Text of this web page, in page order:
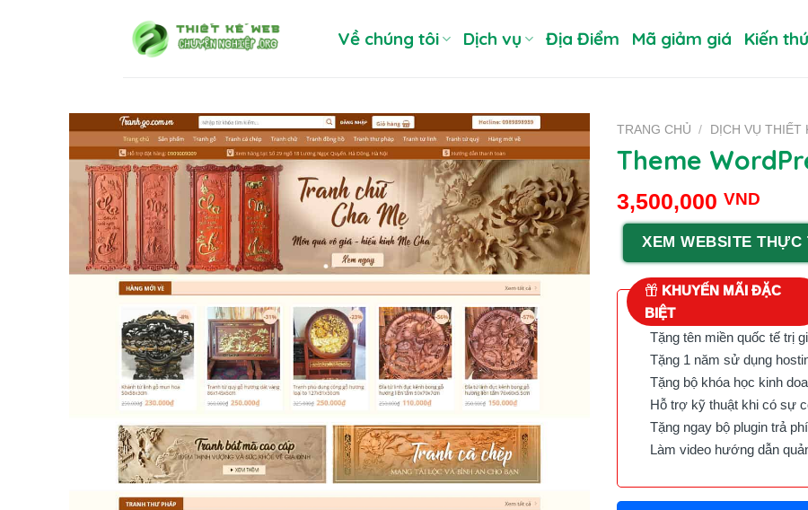
Về chúng tôi Dịch vụ Địa Điểm Mã giảm giá Kiến
TRANG CHỦ / DỊCH VỤ THIẾT
Theme
3,500,000 VND
XEM WEBSITE THỰC
KHUYẾN MÃI ĐẶC
BIỆT
Tặng tên miền quốc tế trị
Tặng 1 năm sử dụng
Tặng bộ khóa học kinh
Hỗ trợ kỹ thuật khi có sự
Tặng ngay bộ plugin trả
Làm video hướng dẫn